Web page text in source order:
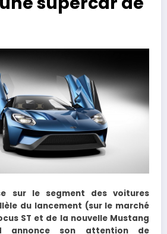
sur le segment des voitures
du lancement (sur le marché
ST et de la nouvelle Mustang
annonce son attention de